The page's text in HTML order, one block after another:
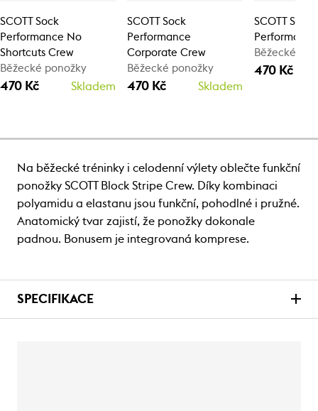
SCOTT Sock
Performance No
Shortcuts Crew
Běžecké ponožky
470 Kč Skladem
SCOTT Sock
Performance
Corporate Crew
Běžecké ponožky
470 Kč Skladem
SCOTT Sock
Běžecké
470 Kč
Na běžecké tréninky i celodenní výlety oblečte funkční
ponožky SCOTT Block Stripe Crew. Díky kombinaci
polyamidu a elastanu jsou funkční, pohodlné i pružné.
Anatomický tvar zajistí, že ponožky dokonale
padnou. Bonusem je integrovaná komprese.
SPECIFIKACE